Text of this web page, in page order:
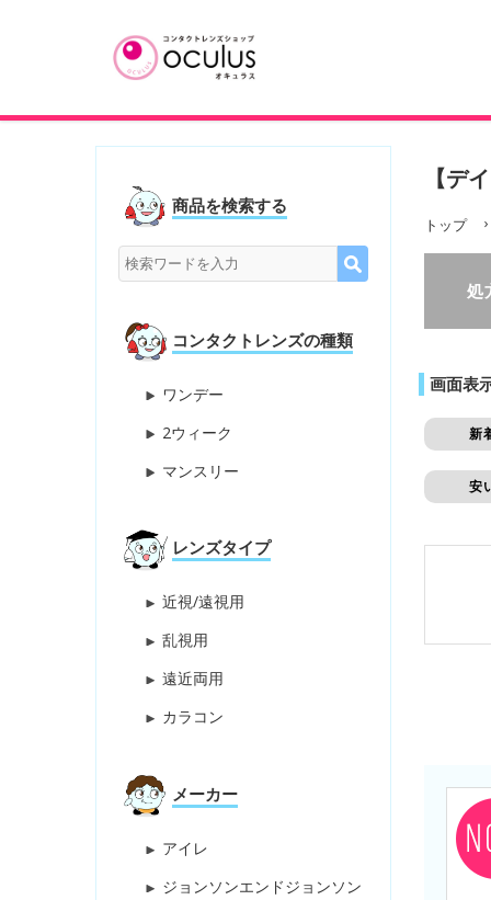
商品を検索する
コンタクトレンズの種類
ワンデー
2ウィーク
マンスリー
レンズタイプ
近視/遠視用
乱視用
遠近両用
カラコン
メーカー
アイレ
ジョンソンエンドジョンソン
【デ
トップ
処
画面表
新
安